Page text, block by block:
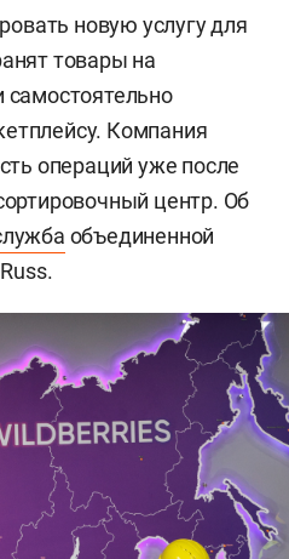
новую услугу для
товары на
самостоятельно
Компания
операций уже после
центр. Об
объединенной